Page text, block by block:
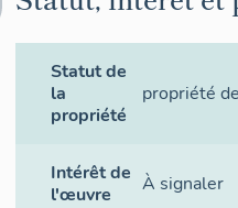
Statut de
la
propriété
propriété
Intérêt de
l'œuvre
À signaler